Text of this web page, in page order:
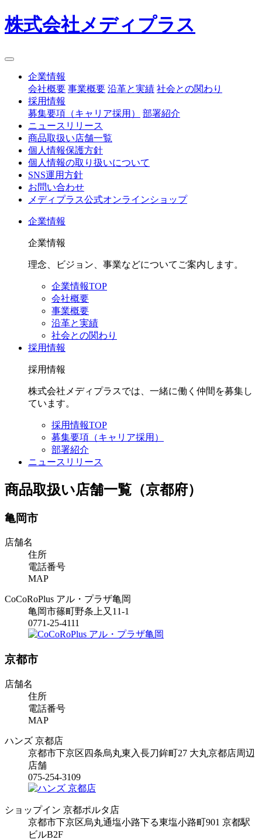
株式会社メディプラス
企業情報
会社概要 事業概要 沿革と実績 社会との関わり
採用情報
募集要項（キャリア採用）
部署紹介
ニュースリリース
商品取扱い店舗一覧
個人情報保護方針
個人情報の取り扱いについて
SNS運用方針
お問い合わせ
メディプラス公式オンラインショップ
企業情報
企業情報
理念、ビジョン、事業などについてご案内します。
企業情報TOP
会社概要
事業概要
沿革と実績
社会との関わり
採用情報
採用情報
株式会社メディプラスでは、一緒に働く仲間を募集し
ています。
採用情報TOP
募集要項（キャリア採用）
部署紹介
ニュースリリース
商品取扱い店舗一覧（京都府）
亀岡市
店舗名
住所
電話番号
MAP
CoCoRoPlus アル・プラザ亀岡
亀岡市篠町野条上又11-1
0771-25-4111
京都市
店舗名
住所
電話番号
MAP
ハンズ 京都店
京都市下京区四条烏丸東入長刀鉾町27 大丸京都店周辺
店舗
075-254-3109
ショップイン 京都ポルタ店
京都市下京区烏丸通塩小路下る東塩小路町901 京都駅
ビルB2F